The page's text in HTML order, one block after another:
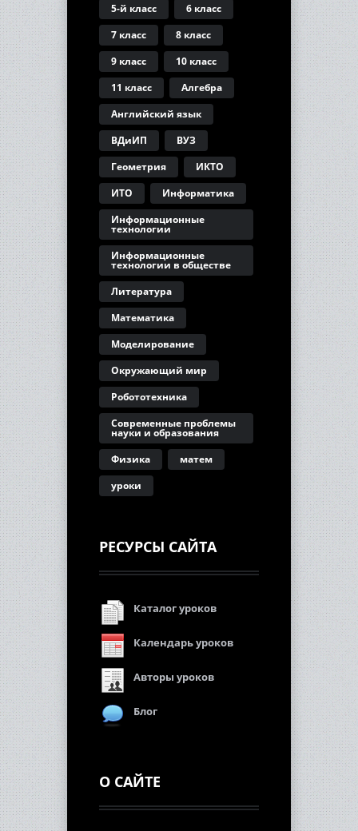
5-й класс
6 класс
7 класс
8 класс
9 класс
10 класс
11 класс
Алгебра
Английский язык
ВДиИП
ВУЗ
Геометрия
ИКТО
ИТО
Информатика
Информационные
технологии
Информационные
технологии в обществе
Литература
Математика
Моделирование
Окружающий мир
Робототехника
Современные проблемы
науки и образования
Физика
матем
уроки
РЕСУРСЫ САЙТА
Каталог уроков
Календарь уроков
Авторы уроков
Блог
О САЙТЕ